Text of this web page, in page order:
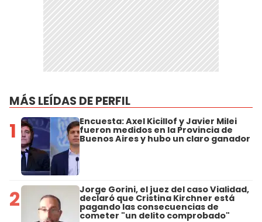
MÁS LEÍDAS DE PERFIL
1 Encuesta: Axel Kicillof y Javier Milei
fueron medidos en la Provincia de
Buenos Aires y hubo un claro ganador
2 Jorge Gorini, el juez del caso Vialidad,
declaró que Cristina Kirchner está
pagando las consecuencias de
cometer "un delito comprobado"